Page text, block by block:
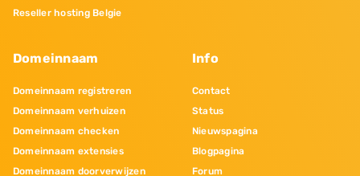
Reseller hosting Belgie
Domeinnaam
Domeinnaam registreren
Domeinnaam verhuizen
Domeinnaam checken
Domeinnaam extensies
Domeinnaam doorverwijzen
Info
Contact
Status
Nieuwspagina
Blogpagina
Forum